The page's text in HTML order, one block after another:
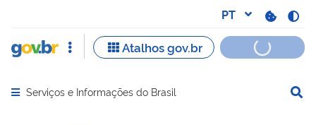
Abrir menu principal de navegação
Serviços e Informações do Brasil